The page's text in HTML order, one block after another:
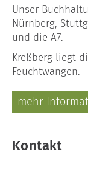
Unser
Nürnberg,
und die A7.
Kreßberg liegt
Feuchtwangen.
mehr
Kontakt